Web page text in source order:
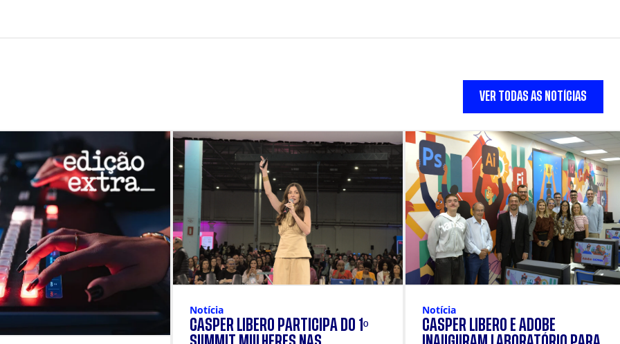
VER TODAS AS NOTÍCIAS
Notícia
CÁSPER LÍBERO PARTICIPA DO 1º
Notícia
CÁSPER LÍBERO E ADOBE